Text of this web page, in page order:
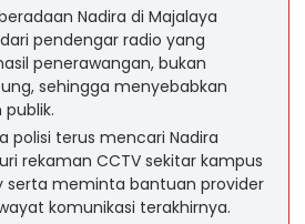
Nadira di Majalaya
pendengar radio yang
penerawangan, bukan
sehingga menyebabkan
polisi terus mencari Nadira
rekaman CCTV sekitar kampus
serta meminta bantuan provider
komunikasi terakhirnya.